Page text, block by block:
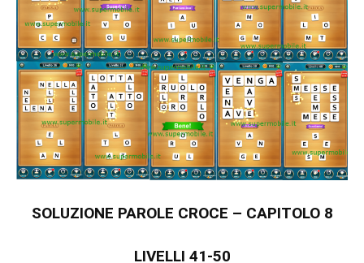
SOLUZIONE PAROLE CROCE – CAPITOLO 8
LIVELLI 41-50